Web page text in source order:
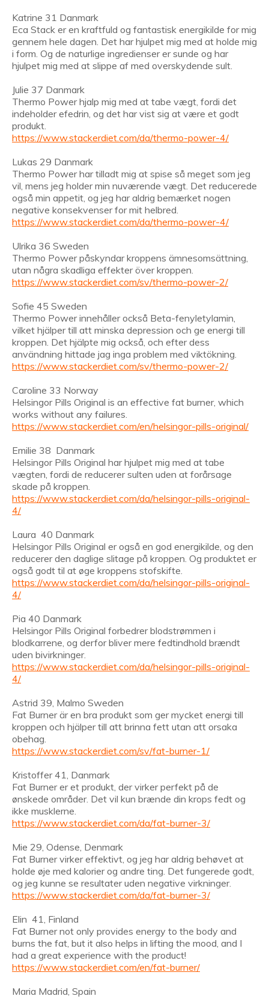
Katrine 31 Danmark
Eca Stack er en kraftfuld og fantastisk energikilde for mig
gennem hele dagen. Det har hjulpet mig med at holde mig
i form. Og de naturlige ingredienser er sunde og har
hjulpet mig med at slippe af med overskydende sult.
Julie 37 Danmark
Thermo Power hjalp mig med at tabe vægt, fordi det
indeholder efedrin, og det har vist sig at være et godt
produkt.
https://www.stackerdiet.com/da/thermo-power-4/
Lukas 29 Danmark
Thermo Power har tilladt mig at spise så meget som jeg
vil, mens jeg holder min nuværende vægt. Det reducerede
også min appetit, og jeg har aldrig bemærket nogen
negative konsekvenser for mit helbred.
https://www.stackerdiet.com/da/thermo-power-4/
Ulrika 36 Sweden
Thermo Power påskyndar kroppens ämnesomsättning,
utan några skadliga effekter över kroppen.
https://www.stackerdiet.com/sv/thermo-power-2/
Sofie 45 Sweden
Thermo Power innehåller också Beta-fenyletylamin,
vilket hjälper till att minska depression och ge energi till
kroppen. Det hjälpte mig också, och efter dess
användning hittade jag inga problem med viktökning.
https://www.stackerdiet.com/sv/thermo-power-2/
Caroline 33 Norway
Helsingor Pills Original is an effective fat burner, which
works without any failures.
https://www.stackerdiet.com/en/helsingor-pills-original/
Emilie 38 Danmark
Helsingor Pills Original har hjulpet mig med at tabe
vægten, fordi de reducerer sulten uden at forårsage
skade på kroppen.
https://www.stackerdiet.com/da/helsingor-pills-original-
4/
Laura 40 Danmark
Helsingor Pills Original er også en god energikilde, og den
reducerer den daglige slitage på kroppen. Og produktet er
også godt til at øge kroppens stofskifte.
https://www.stackerdiet.com/da/helsingor-pills-original-
4/
Pia 40 Danmark
Helsingor Pills Original forbedrer blodstrømmen i
blodkarrene, og derfor bliver mere fedtindhold brændt
uden bivirkninger.
https://www.stackerdiet.com/da/helsingor-pills-original-
4/
Astrid 39, Malmo Sweden
Fat Burner är en bra produkt som ger mycket energi till
kroppen och hjälper till att brinna fett utan att orsaka
obehag.
https://www.stackerdiet.com/sv/fat-burner-1/
Kristoffer 41, Danmark
Fat Burner er et produkt, der virker perfekt på de
ønskede områder. Det vil kun brænde din krops fedt og
ikke musklerne.
https://www.stackerdiet.com/da/fat-burner-3/
Mie 29, Odense, Denmark
Fat Burner virker effektivt, og jeg har aldrig behøvet at
holde øje med kalorier og andre ting. Det fungerede godt,
og jeg kunne se resultater uden negative virkninger.
https://www.stackerdiet.com/da/fat-burner-3/
Elin 41, Finland
Fat Burner not only provides energy to the body and
burns the fat, but it also helps in lifting the mood, and I
had a great experience with the product!
https://www.stackerdiet.com/en/fat-burner/
Maria Madrid, Spain